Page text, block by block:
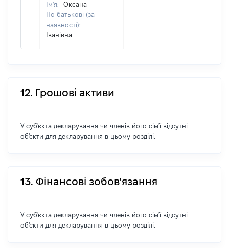
Ім'я:
Оксана
По батькові (за
наявності):
Іванівна
12. Грошові активи
У суб'єкта декларування чи членів його сім'ї відсутні
об'єкти для декларування в цьому розділі.
13. Фінансові зобов'язання
У суб'єкта декларування чи членів його сім'ї відсутні
об'єкти для декларування в цьому розділі.